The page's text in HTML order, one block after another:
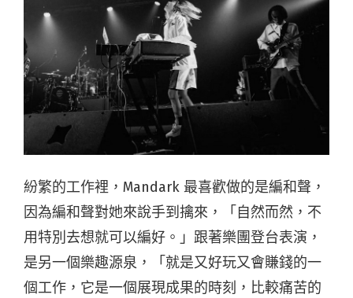
紛繁的工作裡，Mandark 最喜歡做的是編和聲，
因為編和聲對她來說手到擒來，「自然而然，不
用特別去想就可以編好。」跟著樂團登台表演，
是另一個樂趣源泉，「就是又好玩又會賺錢的一
個工作，它是一個展現成果的時刻，比較痛苦的